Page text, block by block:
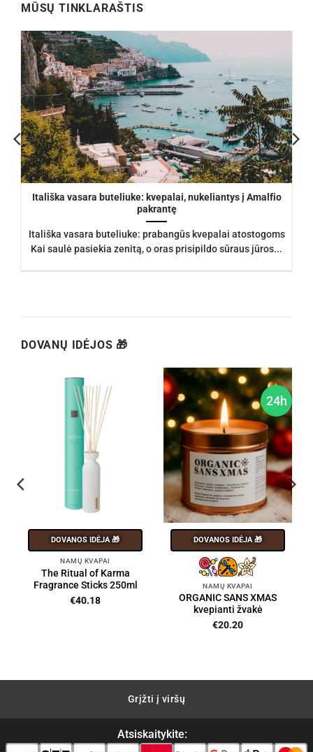
MŪSŲ TINKLARAŠTIS
Itališka vasara buteliuke: kvepalai, nukeliantys į Amalfio
pakrantę
Itališka vasara buteliuke: prabangūs kvepalai atostogoms
Kai saulė pasiekia zenitą, o oras prisipildo sūraus jūros...
DOVANŲ IDĖJOS 🎁
DOVANOS IDĖJA 🎁
NAMŲ KVAPAI
The Ritual of Karma
Fragrance Sticks 250ml
€40.18
24h
DOVANOS IDĖJA 🎁
NAMŲ KVAPAI
ORGANIC SANS XMAS
kvepianti žvakė
€20.20
Grįžti į viršų
Atsiskaitykite: